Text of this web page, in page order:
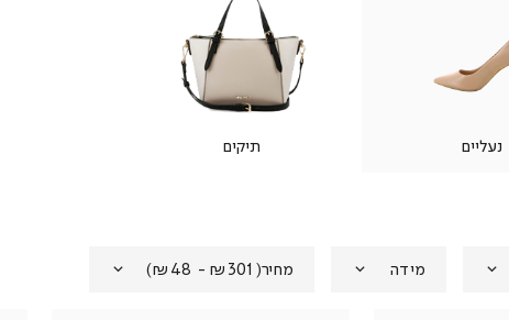
נעליים תיקים
מידה מחיר(
₪301 - ₪48
)